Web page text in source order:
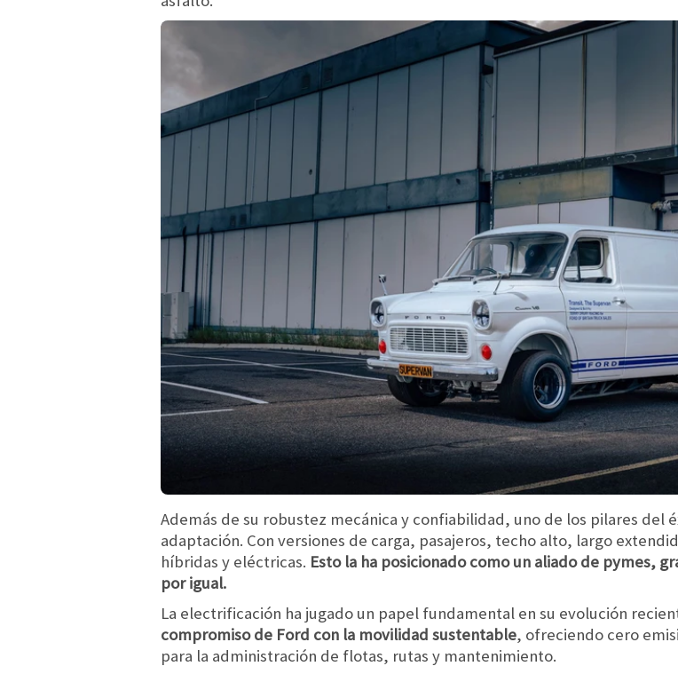
Además de su robustez mecánica y confiabilidad, uno de los pilares del
adaptación. Con versiones de carga, pasajeros, techo alto, largo
híbridas y eléctricas. Esto la ha posicionado como un aliado de pymes,
por igual.
La electrificación ha jugado un papel fundamental en su evolución
compromiso de Ford con la movilidad sustentable, ofreciendo cero
para la administración de flotas, rutas y mantenimiento.